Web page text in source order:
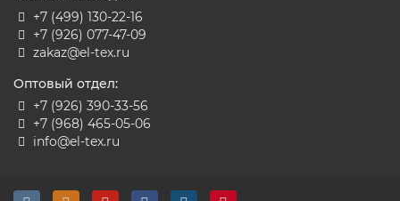
+7 (499) 130-22-16
+7 (926) 077-47-09
zakaz@el-tex.ru
Оптовый отдел:
+7 (926) 390-33-56
+7 (968) 465-05-06
info@el-tex.ru